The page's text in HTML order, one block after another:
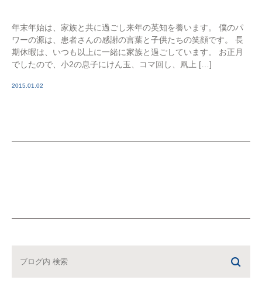
年末年始は、家族と共に過ごし来年の英知を養います。 僕のパ
ワーの源は、患者さんの感謝の言葉と子供たちの笑顔です。 長
期休暇は、いつも以上に一緒に家族と過ごしています。 お正月
でしたので、小2の息子にけん玉、コマ回し、凧上 […]
2015.01.02